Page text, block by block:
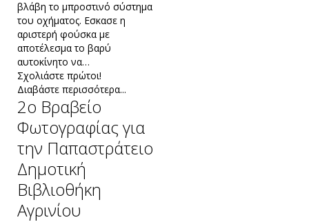
βλάβη το μπροστινό σύστημα
του οχήματος. Εσκασε η
αριστερή φούσκα με
αποτέλεσμα το βαρύ
αυτοκίνητο να…
Σχολιάστε πρώτοι!
Διαβάστε περισσότερα...
2ο Βραβείο
Φωτογραφίας για
την Παπαστράτειο
Δημοτική
Βιβλιοθήκη
Αγρινίου